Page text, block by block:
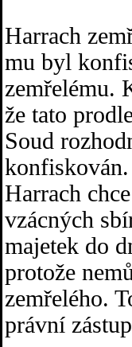
Harrach
mu byl
zemřelému.
že tato
Soud
Harrach
vzácných
majetek do
protože
zemřelého.
právní